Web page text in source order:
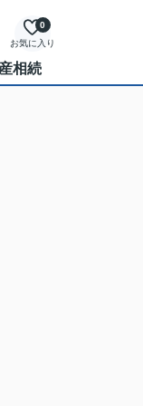
お気に入り
0
相続